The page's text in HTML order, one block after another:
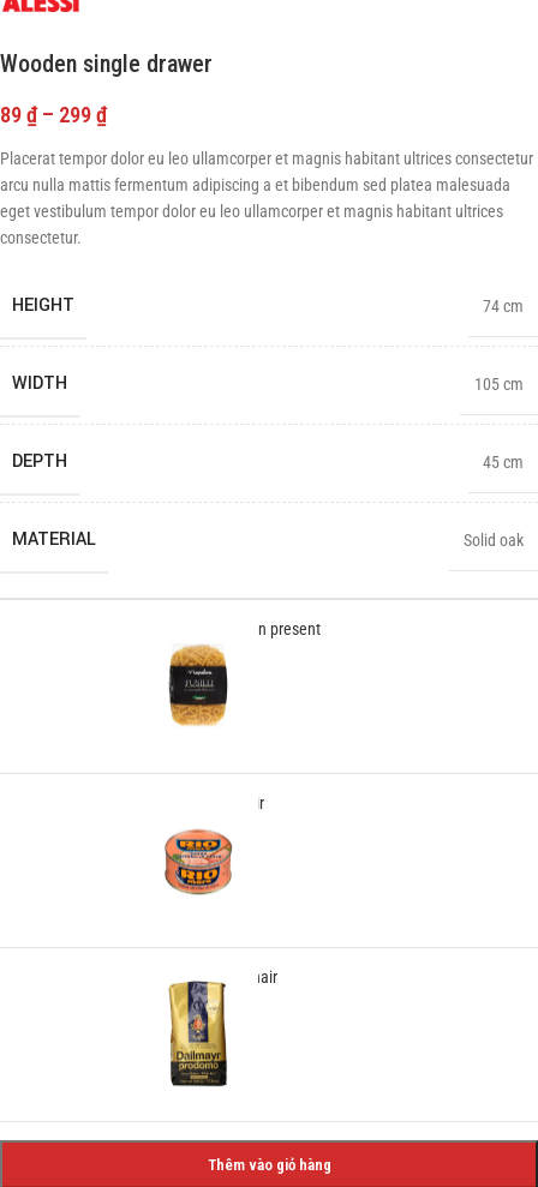
Wooden single drawer
89₫ – 299₫
Placerat tempor dolor eu leo ullamcorper et magnis habitant ultrices consectetur
arcu nulla mattis fermentum adipiscing a et bibendum sed platea malesuada
eget vestibulum tempor dolor eu leo ullamcorper et magnis habitant ultrices
consectetur.
HEIGHT 74 cm
WIDTH 105 cm
DEPTH 45 cm
MATERIAL Solid oak
Decoration wooden present
+
Panton tunior chair
Chọn
199₫
Classic wooden chair
+
₫
Thêm vào giỏ hàng